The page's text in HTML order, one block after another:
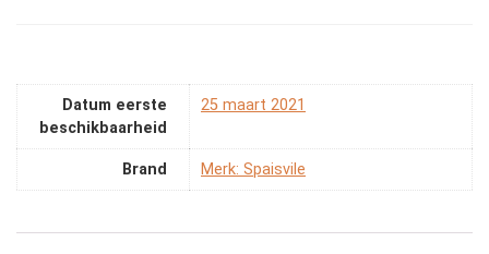
Datum eerste
beschikbaarheid
25 maart 2021
Brand Merk: Spaisvile